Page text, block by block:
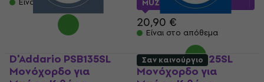
MUZMUZ-20
20,90 €
Είναι στο απόθεμα
D'Addario PSB135SL
Μονόχορδο για
D'Addario XB125SL
Μονόχορδο για
Σαν καινούργιο